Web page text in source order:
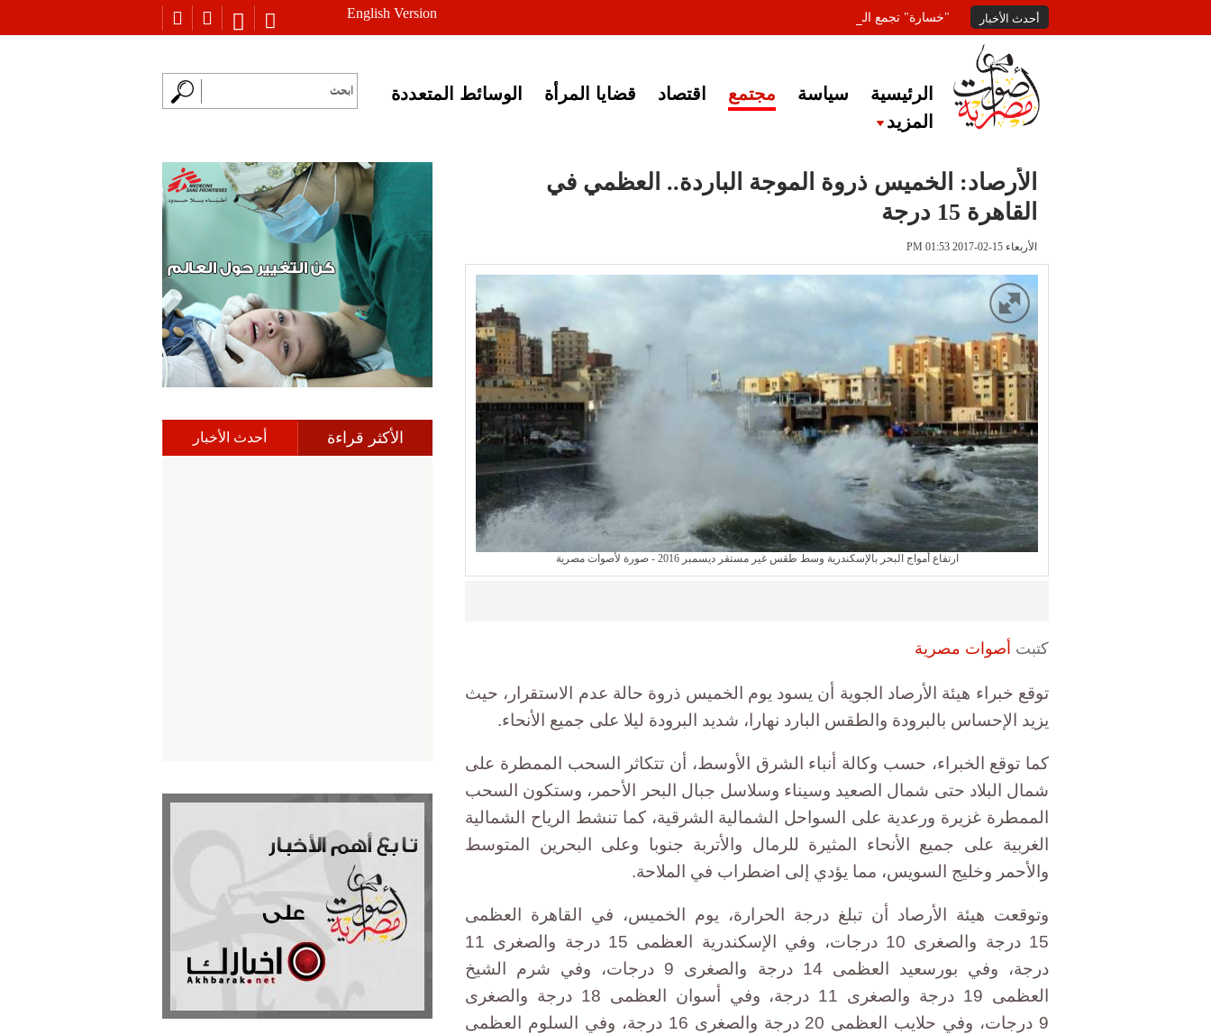
English Version أحدث الأخبار "خسارة" تجمع المعلقين على خبر إغلاق أصوات مصرية
الرئيسية سياسة مجتمع اقتصاد قضايا المرأة
الوسائط المتعددة
المزيد
الأرصاد: الخميس ذروة الموجة الباردة.. العظمي في
القاهرة 15 درجة
الأربعاء 15-02-2017 PM 01:53
ارتفاع أمواج البحر بالإسكندرية وسط طقس غير مستقر ديسمبر 2016 - صورة لأصوات مصرية
كتبت أصوات مصرية
توقع خبراء هيئة الأرصاد الجوية أن يسود يوم الخميس ذروة حالة عدم الاستقرار، حيث
يزيد الإحساس بالبرودة والطقس البارد نهارا، شديد البرودة ليلا على جميع الأنحاء.
كما توقع الخبراء، حسب وكالة أنباء الشرق الأوسط، أن تتكاثر السحب الممطرة على
شمال البلاد حتى شمال الصعيد وسيناء وسلاسل جبال البحر الأحمر، وستكون السحب
الممطرة غزيرة ورعدية على السواحل الشمالية الشرقية، كما تنشط الرياح الشمالية
الغربية على جميع الأنحاء المثيرة للرمال والأتربة جنوبا وعلى البحرين المتوسط
والأحمر وخليج السويس، مما يؤدي إلى اضطراب في الملاحة.
وتوقعت هيئة الأرصاد أن تبلغ درجة الحرارة، يوم الخميس، في القاهرة العظمى
15 درجة والصغرى 10 درجات، وفي الإسكندرية العظمى 15 درجة والصغرى 11
درجة، وفي بورسعيد العظمى 14 درجة والصغرى 9 درجات، وفي شرم الشيخ
العظمى 19 درجة والصغرى 11 درجة، وفي أسوان العظمى 18 درجة والصغرى
9 درجات، وفي حلايب العظمى 20 درجة والصغرى 16 درجة، وفي السلوم العظمى
الأكثر قراءة أحدث الأخبار